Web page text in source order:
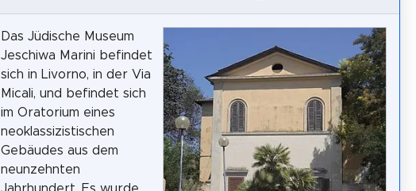
Das Jüdische Museum
Jeschiwa Marini befindet
sich in Livorno, in der Via
Micali, und befindet sich
im Oratorium eines
neoklassizistischen
Gebäudes aus dem
neunzehnten
Jahrhundert. Es wurde